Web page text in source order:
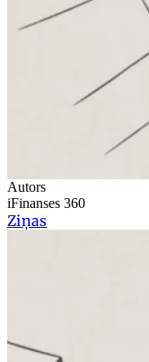
Autors
iFinanses 360
Ziņas